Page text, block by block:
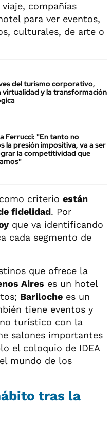
compañías
para ver eventos,
culturales, de arte o
del turismo corporativo,
virtualidad y la transformación
Ferrucci: "En tanto no
la presión impositiva, va a ser
la competitividad que
criterio están
fidelidad. Por
que va identificando
cada segmento de
que ofrece la
Aires es un hotel
Bariloche es un
tiene eventos y
turístico con la
salones importantes
el coloquio de IDEA
mundo de los
tras la